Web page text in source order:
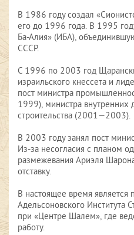
В 1986 году создал
его до 1996 года. В 1995
Ба-Алия» (ИБА),
СССР.
С 1996 по 2003 год
израильского кнессета и
пост министра
1999), министра
строительства (2001—2003).
В 2003 году занял пост
Из-за несогласия с планом
размежевания Ариэля
отставку.
В настоящее время является
Адельсоновского Института
при «Центре Шалем», где
работу.